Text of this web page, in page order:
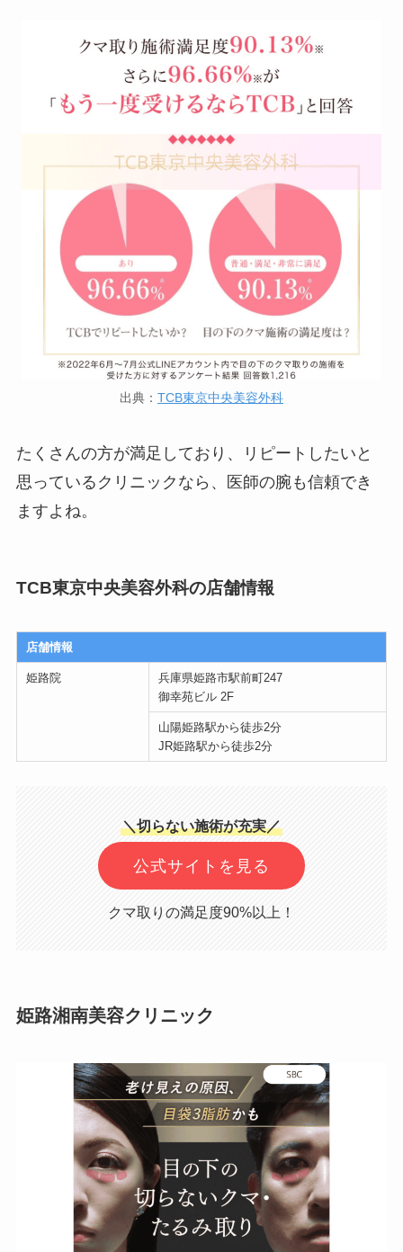
出典： TCB東京中央美容外科
たくさんの方が満足しており、リピートしたいと
思っているクリニックなら、医師の腕も信頼でき
ますよね。
TCB東京中央美容外科の店舗情報
店舗情報
姫路院
兵庫県姫路市駅前町247
御幸苑ビル 2F
山陽姫路駅から徒歩2分
JR姫路駅から徒歩2分
＼切らない施術が充実／
公式サイトを見る
クマ取りの満足度90%以上！
姫路湘南美容クリニック